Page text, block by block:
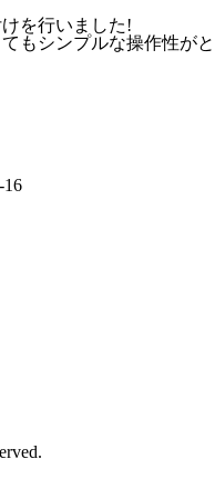
を行いました!
もシンプルな操作性がと